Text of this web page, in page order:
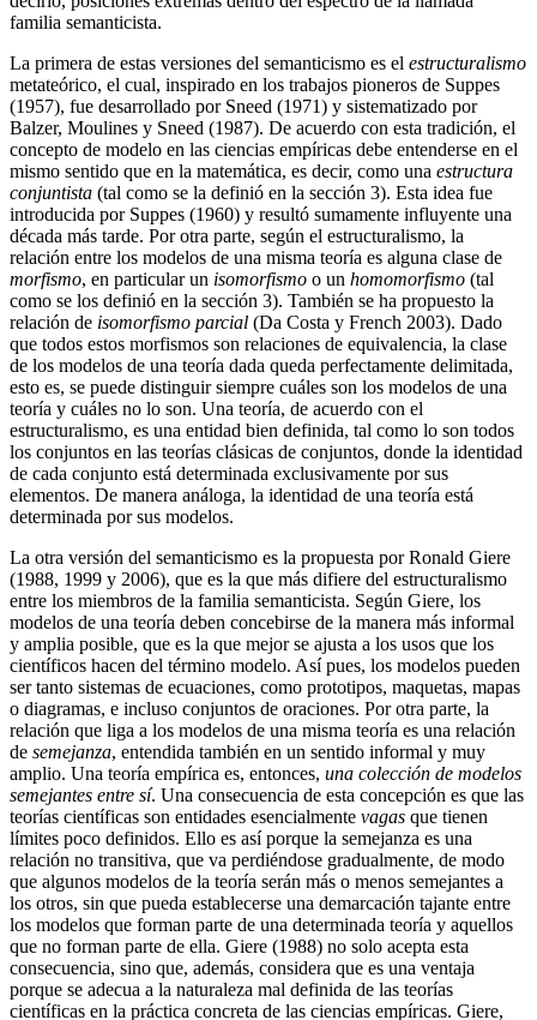
familia semanticista.
La primera de estas versiones del semanticismo es el estructuralismo
metateórico, el cual, inspirado en los trabajos pioneros de Suppes
(1957), fue desarrollado por Sneed (1971) y sistematizado por
Balzer, Moulines y Sneed (1987). De acuerdo con esta tradición, el
concepto de modelo en las ciencias empíricas debe entenderse en el
mismo sentido que en la matemática, es decir, como una estructura
conjuntista (tal como se la definió en la sección 3). Esta idea fue
introducida por Suppes (1960) y resultó sumamente influyente una
década más tarde. Por otra parte, según el estructuralismo, la
relación entre los modelos de una misma teoría es alguna clase de
morfismo, en particular un isomorfismo o un homomorfismo (tal
como se los definió en la sección 3). También se ha propuesto la
relación de isomorfismo parcial (Da Costa y French 2003). Dado
que todos estos morfismos son relaciones de equivalencia, la clase
de los modelos de una teoría dada queda perfectamente delimitada,
esto es, se puede distinguir siempre cuáles son los modelos de una
teoría y cuáles no lo son. Una teoría, de acuerdo con el
estructuralismo, es una entidad bien definida, tal como lo son todos
los conjuntos en las teorías clásicas de conjuntos, donde la identidad
de cada conjunto está determinada exclusivamente por sus
elementos. De manera análoga, la identidad de una teoría está
determinada por sus modelos.
La otra versión del semanticismo es la propuesta por Ronald Giere
(1988, 1999 y 2006), que es la que más difiere del estructuralismo
entre los miembros de la familia semanticista. Según Giere, los
modelos de una teoría deben concebirse de la manera más informal
y amplia posible, que es la que mejor se ajusta a los usos que los
científicos hacen del término modelo. Así pues, los modelos pueden
ser tanto sistemas de ecuaciones, como prototipos, maquetas, mapas
o diagramas, e incluso conjuntos de oraciones. Por otra parte, la
relación que liga a los modelos de una misma teoría es una relación
de semejanza, entendida también en un sentido informal y muy
amplio. Una teoría empírica es, entonces, una colección de modelos
semejantes entre sí. Una consecuencia de esta concepción es que las
teorías científicas son entidades esencialmente vagas que tienen
límites poco definidos. Ello es así porque la semejanza es una
relación no transitiva, que va perdiéndose gradualmente, de modo
que algunos modelos de la teoría serán más o menos semejantes a
los otros, sin que pueda establecerse una demarcación tajante entre
los modelos que forman parte de una determinada teoría y aquellos
que no forman parte de ella. Giere (1988) no solo acepta esta
consecuencia, sino que, además, considera que es una ventaja
porque se adecua a la naturaleza mal definida de las teorías
científicas en la práctica concreta de las ciencias empíricas. Giere,